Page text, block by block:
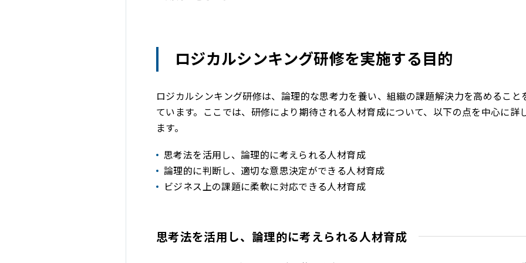
ロジカルシンキング研修を実施する目的
ロジカルシンキング研修は、論理的な思考力を養い、組織の課題解決力を高めること
ています。ここでは、研修により期待される人材育成について、以下の点を中心に詳
ます。
思考法を活用し、論理的に考えられる人材育成
論理的に判断し、適切な意思決定ができる人材育成
ビジネス上の課題に柔軟に対応できる人材育成
思考法を活用し、論理的に考えられる人材育成